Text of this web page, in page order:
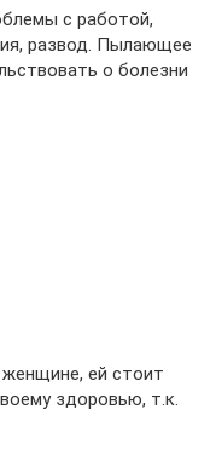
с работой,
развод. Пылающее
о болезни
ей стоит
здоровью, т.к.